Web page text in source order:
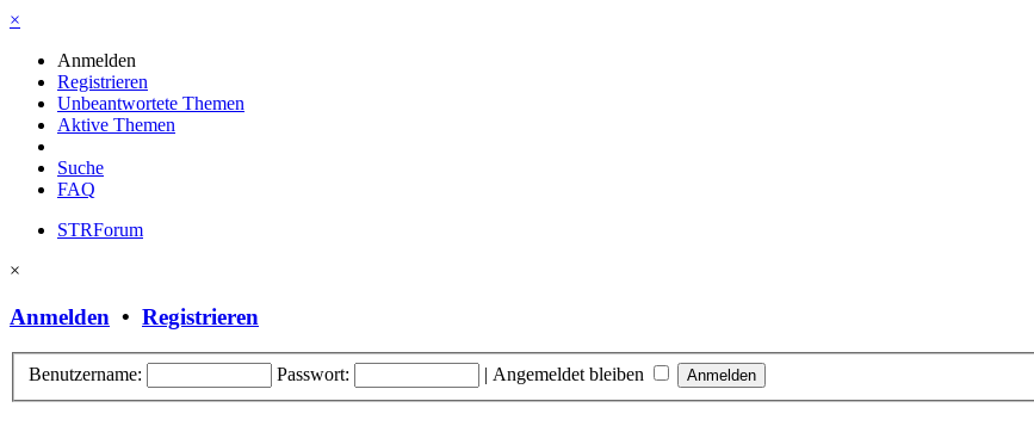
×
Anmelden
Registrieren
Unbeantwortete Themen
Aktive Themen
Suche
FAQ
STRForum
×
Anmelden • Registrieren
Benutzername: Passwort: | Angemeldet bleiben